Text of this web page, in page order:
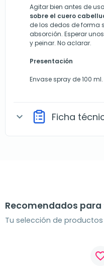
Agitar bien antes de
sobre el cuero
de los dedos de forma
absorción. Esperar
y peinar. No aclarar.
Presentación
Envase spray de 100 ml.
expand_more Ficha
Recomendados para
Tu selección de productos